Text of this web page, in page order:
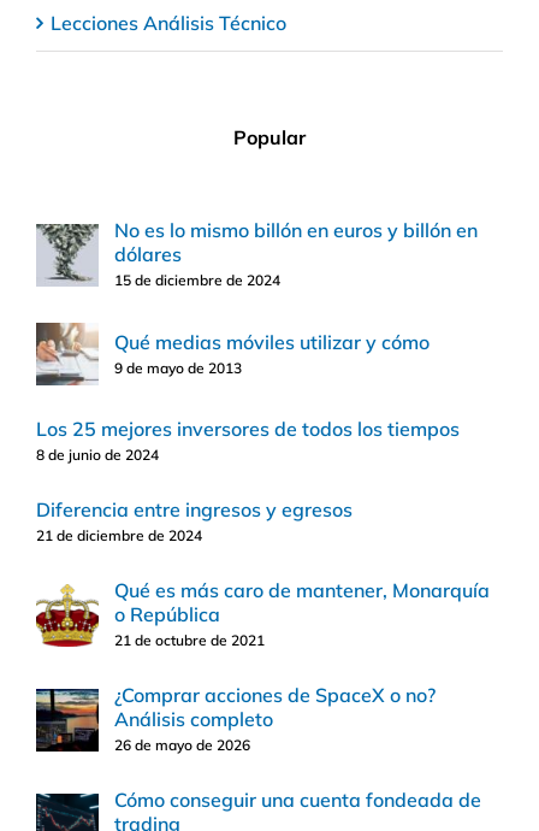
Lecciones Análisis Técnico
Popular
No es lo mismo billón en euros y billón en
dólares
15 de diciembre de 2024
Qué medias móviles utilizar y cómo
9 de mayo de 2013
Los 25 mejores inversores de todos los tiempos
8 de junio de 2024
Diferencia entre ingresos y egresos
21 de diciembre de 2024
Qué es más caro de mantener, Monarquía
o República
21 de octubre de 2021
¿Comprar acciones de SpaceX o no?
Análisis completo
26 de mayo de 2026
Cómo conseguir una cuenta fondeada de
trading